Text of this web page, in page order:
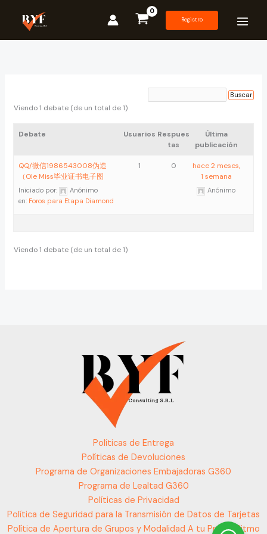
contenido
Registro
Viendo 1 debate (de un total de 1)
Debate Usuarios Respues
tas
Última
publicación
QQ/微信1986543008伪造
（Ole Miss毕业证书电子图
Iniciado por:
Anónimo
en: Foros para Etapa Diamond
1 0
hace 2 meses,
1 semana
Anónimo
Viendo 1 debate (de un total de 1)
Políticas de Entrega
Políticas de Devoluciones
Programa de Organizaciones Embajadoras G360
Programa de Lealtad G360
Políticas de Privacidad
Política de Seguridad para la Transmisión de Datos de Tarjetas
Política de Apertura de Grupos y Modalidad A tu Propio Ritmo